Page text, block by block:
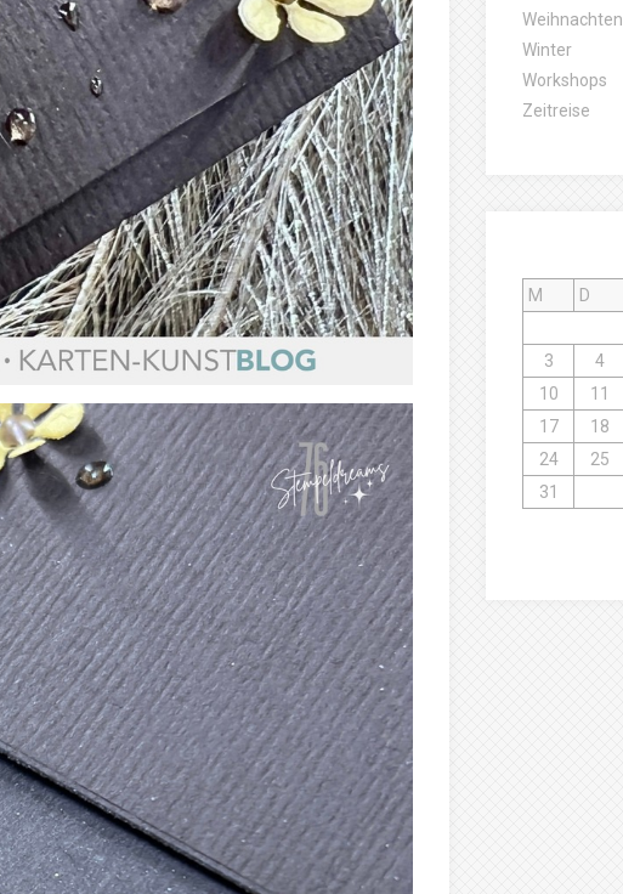
Weihnachten
Winter
Workshops
Zeitreise
M
D
3
4
10
11
17
18
24
25
31